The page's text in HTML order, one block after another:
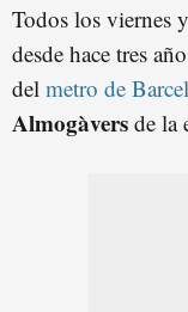
Todos los viernes
desde hace tres
del metro de
Almogàvers de la